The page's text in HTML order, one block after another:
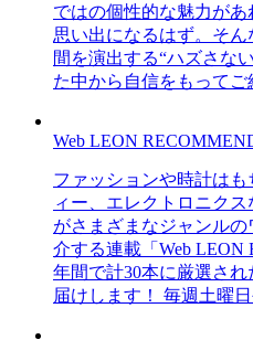
ではの個性的な魅力が
思い出になるはず。そ
間を演出する“ハズさな
た中から自信をもってご
Web LEON
ファッションや時計は
ィー、エレクトロニク
がさまざまなジャンル
介する連載「Web LEON
年間で計30本に厳選さ
届けします！ 毎週土曜日